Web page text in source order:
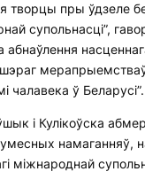
творцы пры ўдзеле
супольнасці”,
абнаўлення
чалавека ў Беларусі”.
і Кулікоўска
намаганняў,
міжнароднай